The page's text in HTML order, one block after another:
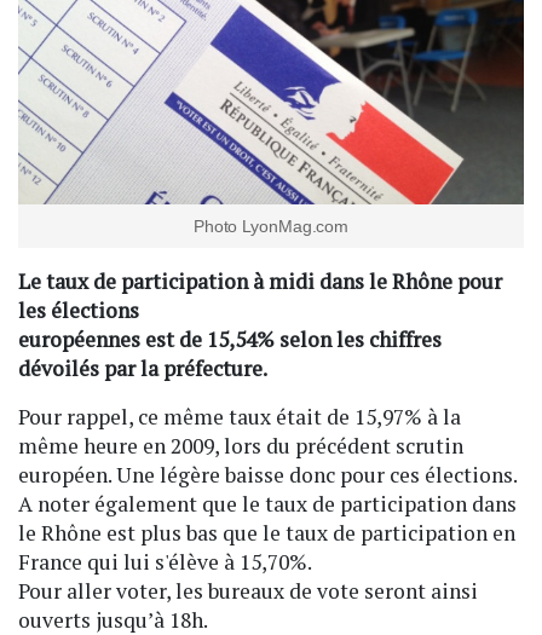
Photo LyonMag.com
Le taux de participation à midi dans le Rhône pour
les élections
européennes est de 15,54% selon les chiffres
dévoilés par la préfecture.
Pour rappel, ce même taux était de 15,97% à la
même heure en 2009, lors du précédent scrutin
européen. Une légère baisse donc pour ces élections.
A noter également que le taux de participation dans
le Rhône est plus bas que le taux de participation en
France qui lui s'élève à 15,70%.
Pour aller voter, les bureaux de vote seront ainsi
ouverts jusqu’à 18h.